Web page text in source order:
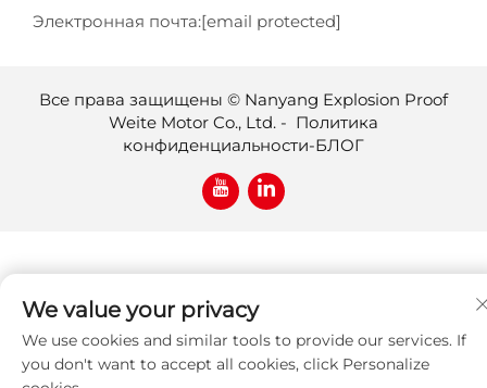
Электронная почта:[email protected]
Все права защищены © Nanyang Explosion Proof
Weite Motor Co., Ltd. - Политика
конфиденциальности-БЛОГ
We value your privacy
We use cookies and similar tools to provide our services. If
you don't want to accept all cookies, click Personalize